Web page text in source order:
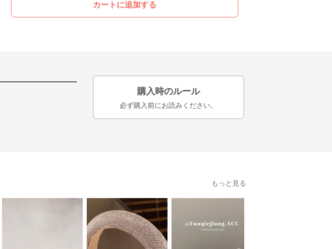
カートに追加する
購入時のルール
必ず購入前にお読みください。
もっと見る